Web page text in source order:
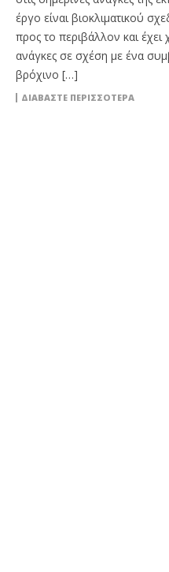
έργο είναι βιοκλιματικού
προς το περιβάλλον και έχει
ανάγκες σε σχέση με ένα
βρόχινο […]
ΔΙΑΒΆΣΤΕ ΠΕΡΙΣΣΌΤΕΡΑ